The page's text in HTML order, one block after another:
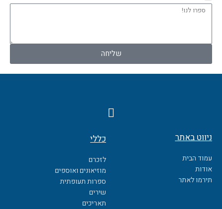
ספרו
שליחה
F
a
e
b
o
o
k
ניווט באתר
עמוד הבית
אודות
תירמו לאתר
כללי
לזכרם
מוזיאונים ואוספים
ספרות תעופתית
שירים
תאריכים